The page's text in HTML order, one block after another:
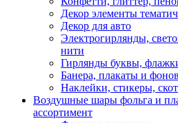
Декор элементы
Декор для авто
Электрогирлянды,
нити
Гирлянды буквы,
Банера, плакаты и
Наклейки, стикеры,
Воздушные шары фольга и
ассортимент